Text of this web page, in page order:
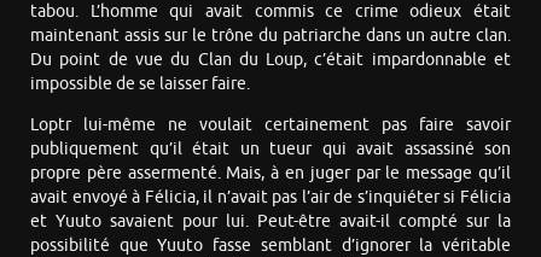
tabou. L’homme qui avait commis ce crime odieux était
maintenant assis sur le trône du patriarche dans un autre clan.
Du point de vue du Clan du Loup, c’était impardonnable et
impossible de se laisser faire.
Loptr lui-même ne voulait certainement pas faire savoir
publiquement qu’il était un tueur qui avait assassiné son
propre père assermenté. Mais, à en juger par le message qu’il
avait envoyé à Félicia, il n’avait pas l’air de s’inquiéter si Félicia
et Yuuto savaient pour lui. Peut-être avait-il compté sur la
possibilité que Yuuto fasse semblant d’ignorer la véritable